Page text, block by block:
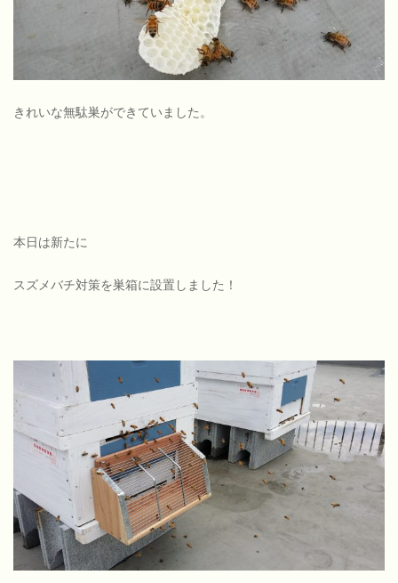
きれいな無駄巣ができていました。
本日は新たに
スズメバチ対策を巣箱に設置しました！